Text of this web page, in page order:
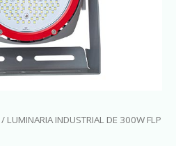
/ LUMINARIA INDUSTRIAL DE 300W FLP